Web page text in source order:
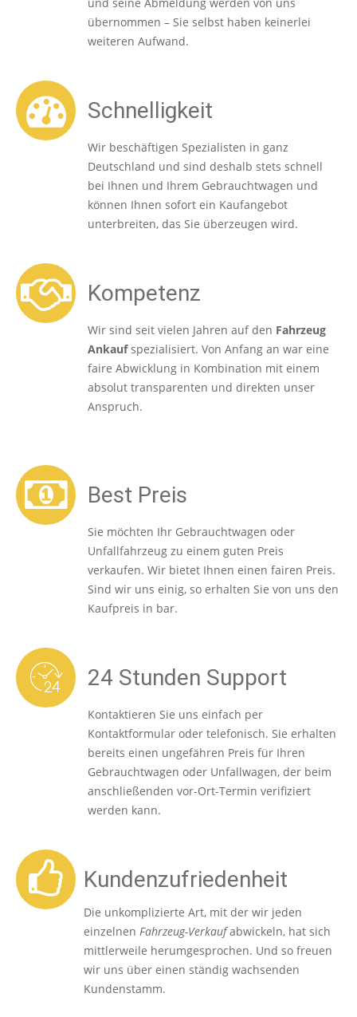
und seine Abmeldung werden von uns
übernommen – Sie selbst haben keinerlei
weiteren Aufwand.
Schnelligkeit
Wir beschäftigen Spezialisten in ganz
Deutschland und sind deshalb stets schnell
bei Ihnen und Ihrem Gebrauchtwagen und
können Ihnen sofort ein Kaufangebot
unterbreiten, das Sie überzeugen wird.
Kompetenz
Wir sind seit vielen Jahren auf den Fahrzeug
Ankaufspezialisiert. Von Anfang an war eine
faire Abwicklung in Kombination mit einem
absolut transparenten und direkten unser
Anspruch.
Best Preis
Sie möchten Ihr Gebrauchtwagen oder
Unfallfahrzeug zu einem guten Preis
verkaufen. Wir bietet Ihnen einen fairen Preis.
Sind wir uns einig, so erhalten Sie von uns den
Kaufpreis in bar.
24 Stunden Support
Kontaktieren Sie uns einfach per
Kontaktformular oder telefonisch. Sie erhalten
bereits einen ungefähren Preis für Ihren
Gebrauchtwagen oder Unfallwagen, der beim
anschließenden vor-Ort-Termin verifiziert
werden kann.
Kundenzufriedenheit
Die unkomplizierte Art, mit der wir jeden
einzelnen Fahrzeug-Verkaufabwickeln, hat sich
mittlerweile herumgesprochen. Und so freuen
wir uns über einen ständig wachsenden
Kundenstamm.